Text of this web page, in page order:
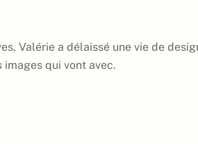
Valérie a délaissé une vie de
images qui vont avec.